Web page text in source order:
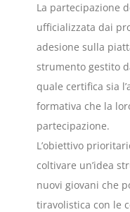
La partecipazione
ufficializzata dai
adesione sulla
strumento gestito
quale certifica sia
formativa che la
partecipazione.
L’obiettivo
coltivare un’idea
nuovi giovani che
tiravolistica con le